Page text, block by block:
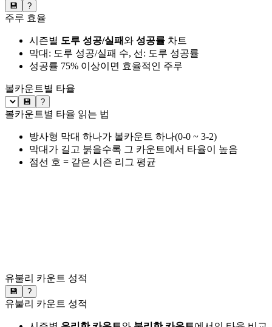
💾 ?
주루 효율
시즌별 도루 성공/실패와 성공률 차트
막대: 도루 성공/실패 수, 선: 도루 성공률
성공률 75% 이상이면 효율적인 주루
볼카운트별 타율
💾 ?
볼카운트별 타율 읽는 법
방사형 막대 하나가 볼카운트 하나(0-0 ~ 3-2)
막대가 길고 붉을수록 그 카운트에서 타율이 높음
점선 호 = 같은 시즌 리그 평균
유불리 카운트 성적
💾 ?
유불리 카운트 성적